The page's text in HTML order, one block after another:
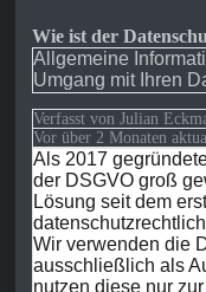
Wie ist der
Allgemeine
Umgang mit Ihren
Verfasst von Julian
Vor über 2 Monaten
Als 2017
der DSGVO groß
Lösung seit dem
Wir verwenden die
ausschließlich als
nutzen diese nur